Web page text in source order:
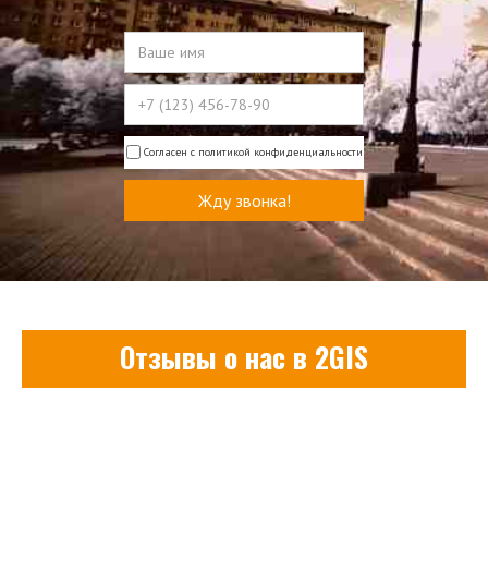
Согласен с политикой конфиденциальности
Отзывы о нас в 2GIS